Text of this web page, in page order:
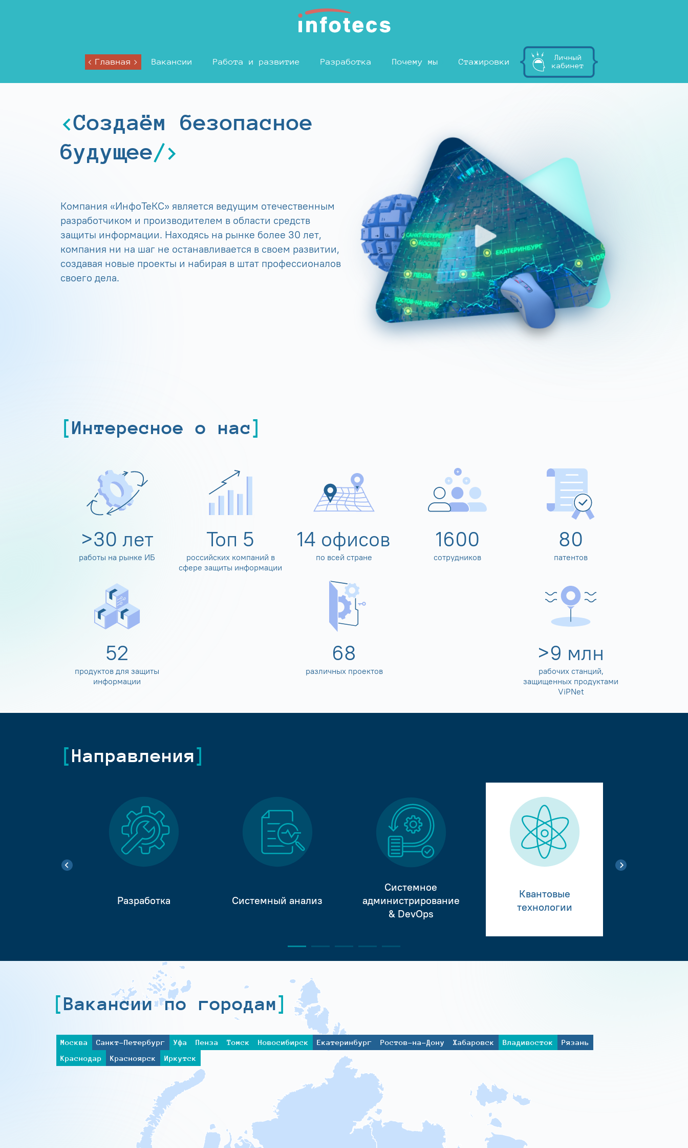
Главная Вакансии Работа и развитие Разработка Почему мы Стажировки
Личный
кабинет
Создаём безопасное
будущее
Компания «ИнфоТеКС» является ведущим отечественным
разработчиком и производителем в области средств
защиты информации. Находясь на рынке более 30 лет,
компания ни на шаг не останавливается в своем развитии,
создавая новые проекты и набирая в штат профессионалов
своего дела.
Интересное о нас
>30 лет
работы на рынке ИБ
Топ 5
российских компаний в
сфере защиты информации
14 офисов
по всей стране
1600
сотрудников
80
патентов
60
продуктов для защиты
информации
80
различных проектов
>10 млн
рабочих станций,
защищенных продуктами
ViPNet
Направления
Разработка Системный анализ
Системное
администрирование
& DevOps
Квантовые
технологии
Вакансии по городам
Москва Санкт-Петербург Уфа Пенза Томск Новосибирск Екатеринбург Ростов-на-Дону Хабаровск Владивосток
Рязань
Краснодар
Красноярск Иркутск